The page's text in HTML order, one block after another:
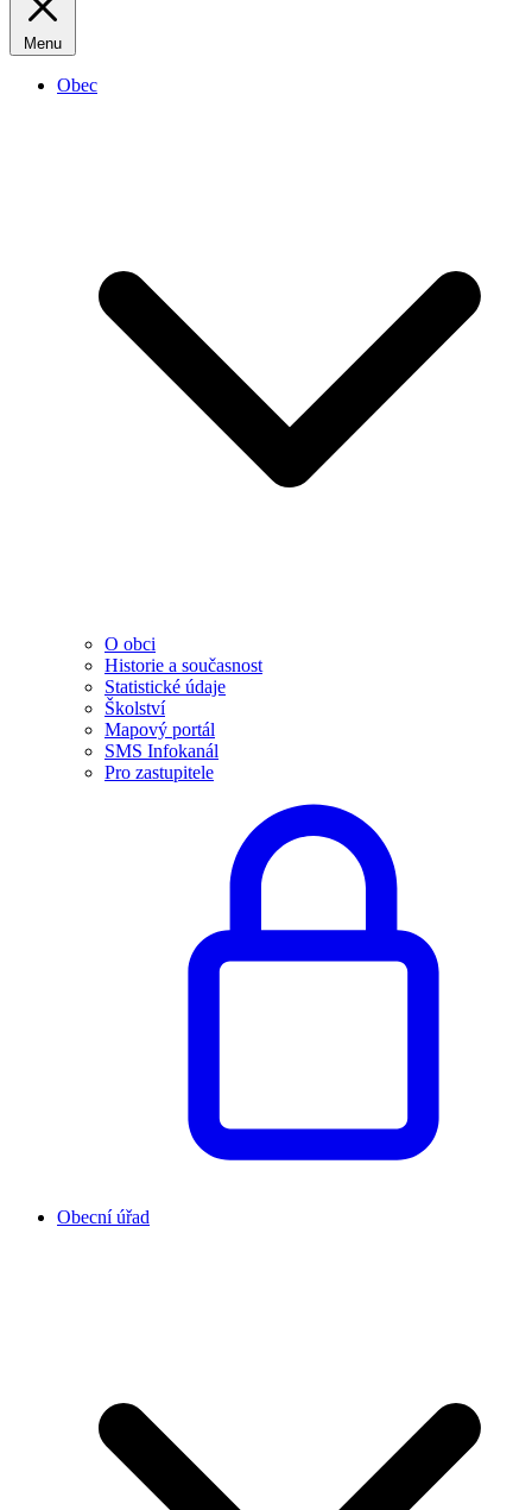
Menu
Obec
O obci
Historie a současnost
Statistické údaje
Školství
Mapový portál
SMS Infokanál
Pro zastupitele
Obecní úřad